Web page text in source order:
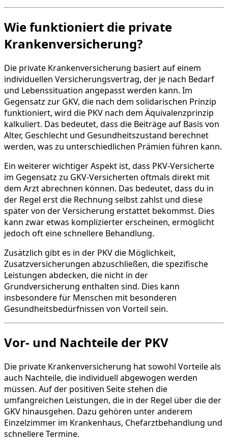
Wie funktioniert die private
Krankenversicherung?
Die private Krankenversicherung basiert auf einem
individuellen Versicherungsvertrag, der je nach Bedarf
und Lebenssituation angepasst werden kann. Im
Gegensatz zur GKV, die nach dem solidarischen Prinzip
funktioniert, wird die PKV nach dem Äquivalenzprinzip
kalkuliert. Das bedeutet, dass die Beiträge auf Basis von
Alter, Geschlecht und Gesundheitszustand berechnet
werden, was zu unterschiedlichen Prämien führen kann.
Ein weiterer wichtiger Aspekt ist, dass PKV-Versicherte
im Gegensatz zu GKV-Versicherten oftmals direkt mit
dem Arzt abrechnen können. Das bedeutet, dass du in
der Regel erst die Rechnung selbst zahlst und diese
später von der Versicherung erstattet bekommst. Dies
kann zwar etwas komplizierter erscheinen, ermöglicht
jedoch oft eine schnellere Behandlung.
Zusätzlich gibt es in der PKV die Möglichkeit,
Zusatzversicherungen abzuschließen, die spezifische
Leistungen abdecken, die nicht in der
Grundversicherung enthalten sind. Dies kann
insbesondere für Menschen mit besonderen
Gesundheitsbedürfnissen von Vorteil sein.
Vor- und Nachteile der PKV
Die private Krankenversicherung hat sowohl Vorteile als
auch Nachteile, die individuell abgewogen werden
müssen. Auf der positiven Seite stehen die
umfangreichen Leistungen, die in der Regel über die der
GKV hinausgehen. Dazu gehören unter anderem
Einzelzimmer im Krankenhaus, Chefarztbehandlung und
schnellere Termine.